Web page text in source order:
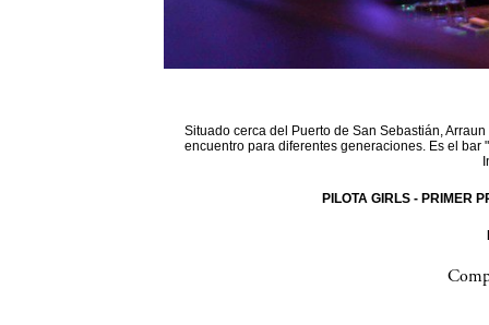
Situado cerca del Puerto de San Sebastián,
encuentro para diferentes generaciones. Es el
PILOTA GIRLS - PRIMER